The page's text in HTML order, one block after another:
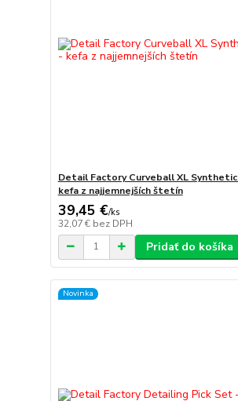
Detail Factory Curveball XL Synthetic
kefa z najjemnejších štetín
39,45 €/ks
32,07 € bez DPH
Pridať do košíka
Novinka